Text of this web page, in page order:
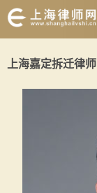
上海嘉定拆迁律师